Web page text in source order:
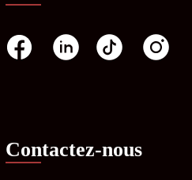
Contactez-nous